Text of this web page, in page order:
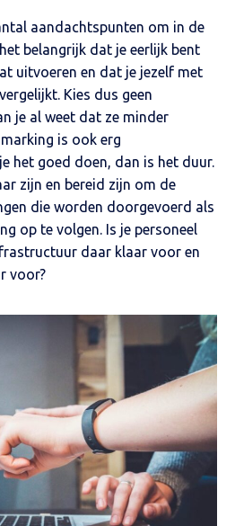
aandachtspunten om in de
belangrijk dat je eerlijk bent
uitvoeren en dat je jezelf met
Kies dus geen
je al weet dat ze minder
is ook erg
het goed doen, dan is het duur.
zijn en bereid zijn om de
die worden doorgevoerd als
op te volgen. Is je personeel
daar klaar voor en
voor?